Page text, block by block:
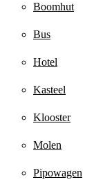
Boomhut
Bus
Hotel
Kasteel
Klooster
Molen
Pipowagen